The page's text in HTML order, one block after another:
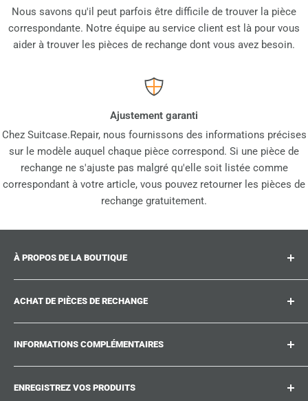
Nous savons qu'il peut parfois être difficile de trouver la pièce
correspondante. Notre équipe au service client est là pour vous
aider à trouver les pièces de rechange dont vous avez besoin.
Ajustement garanti
Chez Suitcase.Repair, nous fournissons des informations précises
sur le modèle auquel chaque pièce correspond. Si une pièce de
rechange ne s'ajuste pas malgré qu'elle soit listée comme
correspondant à votre article, vous pouvez retourner les pièces de
rechange gratuitement.
À PROPOS DE LA BOUTIQUE
de rechange, accessoires et améliorations pour vos
valises, chariots et sacs préférés. Chez suitcase.repair,
vous pouvez acheter en toute confiance que nos pièces
ACHAT DE PIÈCES DE RECHANGE
Où puis-je trouver mon numéro de produit ?
Quels dommages peuvent être réparés ?
Vous n'avez pas trouvé la pièce de rechange que vous
cherchez ?
INFORMATIONS COMPLÉMENTAIRES
Travaillez avec nous
Suitcase.Repair Blog
ENREGISTREZ VOS PRODUITS